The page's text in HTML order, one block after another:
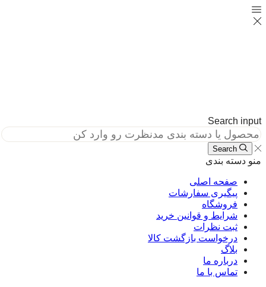
Search
Search
دسته بندی
صفحه اصلی
پیگیری سفارشات
فروشگاه
شرایط و قوانین خرید
ثبت نظرات
درخواست بازگشت کالا
بلاگ
درباره ما
تماس با ما